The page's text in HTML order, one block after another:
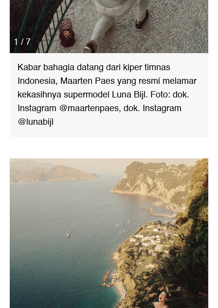
1 / 7
Kabar bahagia datang dari kiper timnas
Indonesia, Maarten Paes yang resmi melamar
kekasihnya supermodel Luna Bijl. Foto: dok.
Instagram @maartenpaes, dok. Instagram
@lunabijl